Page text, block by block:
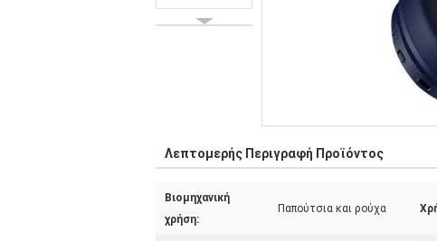
Λεπτομερής Περιγραφή Προϊόντος
Βιομηχανική
χρήση:
Παπούτσια και ρούχα